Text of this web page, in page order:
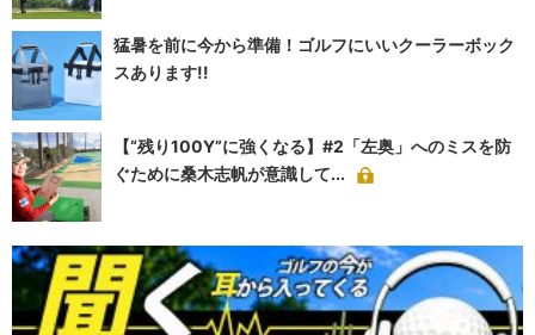
猛暑を前に今から準備！ゴルフにいいクーラーボック
スあります!!
【“残り100Y”に強くなる】#2「左奥」へのミスを防
ぐために桑木志帆が意識して...